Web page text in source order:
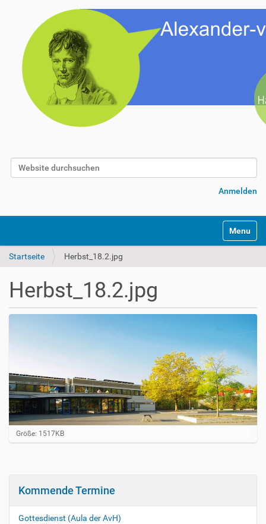
Website durchsuchen
Anmelden
Toggle
Startseite Herbst_18.2.jpg
Herbst_18.2.jpg
Z
e
d
Größe: 1517KB
Kommende Termine
Gottesdienst (Aula der AvH)